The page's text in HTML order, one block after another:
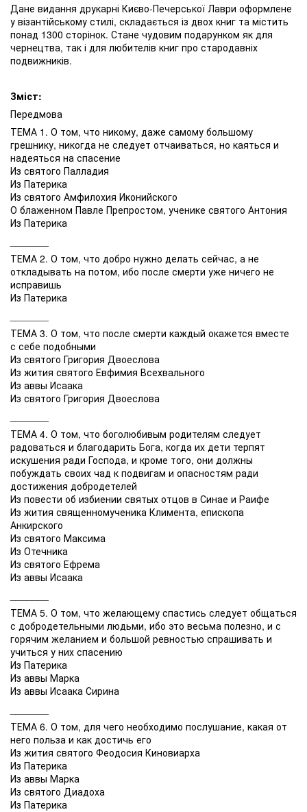
Дане видання друкарні Києво-Печерської Лаври оформлене
у візантійському стилі, складається із двох книг та містить
понад 1300 сторінок. Стане чудовим подарунком як для
чернецтва, так і для любителів книг про стародавніх
подвижників.
Зміст:
Передмова
ТЕМА 1. О том, что никому, даже самому большому
грешнику, никогда не следует отчаиваться, но каяться и
надеяться на спасение
Из святого Палладия
Из Патерика
Из святого Амфилохия Иконийского
О блаженном Павле Препростом, ученике святого Антония
Из Патерика
ТЕМА 2. О том, что добро нужно делать сейчас, а не
откладывать на потом, ибо после смерти уже ничего не
исправишь
Из Патерика
ТЕМА 3. О том, что после смерти каждый окажется вместе
с себе подобными
Из святого Григория Двоеслова
Из жития святого Евфимия Всехвального
Из аввы Исаака
Из святого Григория Двоеслова
ТЕМА 4. О том, что боголюбивым родителям следует
радоваться и благодарить Бога, когда их дети терпят
искушения ради Господа, и кроме того, они должны
побуждать своих чад к подвигам и опасностям ради
достижения добродетелей
Из повести об избиении святых отцов в Синае и Раифе
Из жития священномученика Климента, епископа
Анкирского
Из святого Максима
Из Отечника
Из святого Ефрема
Из аввы Исаака
ТЕМА 5. О том, что желающему спастись следует общаться
с добродетельными людьми, ибо это весьма полезно, и с
горячим желанием и большой ревностью спрашивать и
учиться у них спасению
Из Патерика
Из аввы Марка
Из аввы Исаака Сирина
ТЕМА 6. О том, для чего необходимо послушание, какая от
него польза и как достичь его
Из жития святого Феодосия Киновиарха
Из Патерика
Из аввы Марка
Из святого Диадоха
Из Патерика